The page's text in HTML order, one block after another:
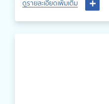
ดูรายละเอียดเพิ่มเติม